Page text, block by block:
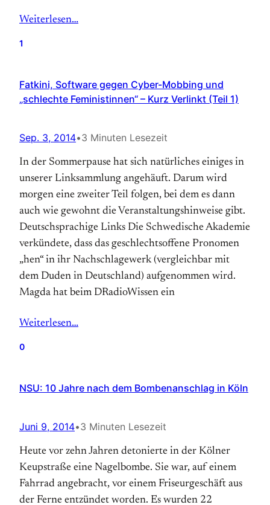
Weiterlesen…
1
Fatkini, Software gegen Cyber-Mobbing und
„schlechte Feministinnen“ – Kurz Verlinkt (Teil 1)
Sep. 3, 2014•3 Minuten Lesezeit
In der Sommerpause hat sich natürliches einiges in
unserer Linksammlung angehäuft. Darum wird
morgen eine zweiter Teil folgen, bei dem es dann
auch wie gewohnt die Veranstaltungshinweise gibt.
Deutschsprachige Links Die Schwedische Akademie
verkündete, dass das geschlechtsoffene Pronomen
„hen“ in ihr Nachschlagewerk (vergleichbar mit
dem Duden in Deutschland) aufgenommen wird.
Magda hat beim DRadioWissen ein
Weiterlesen…
0
NSU: 10 Jahre nach dem Bombenanschlag in Köln
Juni 9, 2014•3 Minuten Lesezeit
Heute vor zehn Jahren detonierte in der Kölner
Keupstraße eine Nagelbombe. Sie war, auf einem
Fahrrad angebracht, vor einem Friseurgeschäft aus
der Ferne entzündet worden. Es wurden 22